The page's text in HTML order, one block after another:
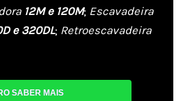
12M e 120M; Escavadeira
e 320DL; Retroescavadeira
SABER MAIS